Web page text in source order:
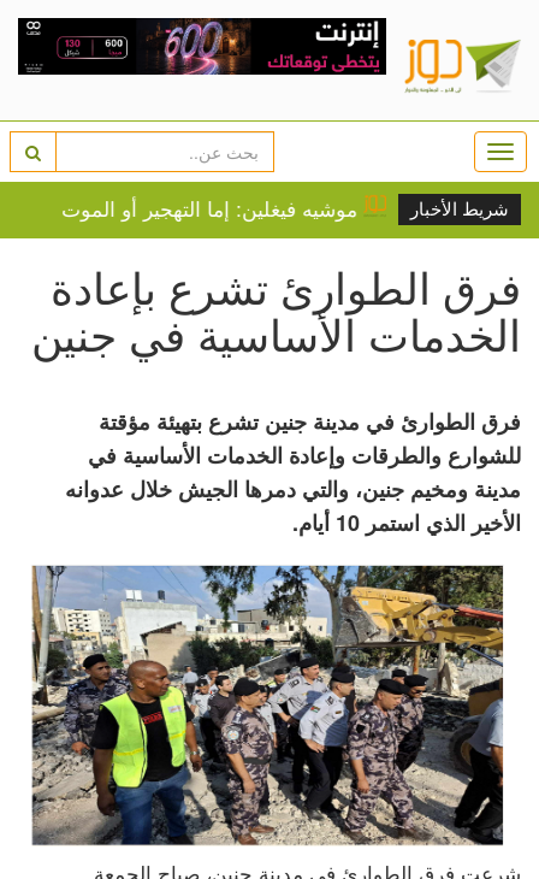
شريط الأخبار
عادية موشيه فيغلين: إما التهجير أو الموت عطشا
فرق الطوارئ تشرع بإعادة
الخدمات الأساسية في جنين
فرق الطوارئ في مدينة جنين تشرع بتهيئة مؤقتة
للشوارع والطرقات وإعادة الخدمات الأساسية في
مدينة ومخيم جنين، والتي دمرها الجيش خلال عدوانه
الأخير الذي استمر 10 أيام.